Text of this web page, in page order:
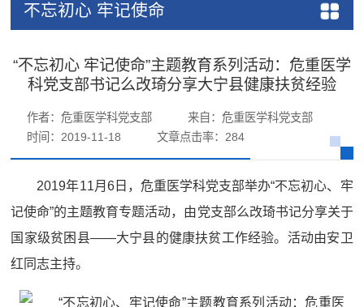
不忘初心 牢记使命
“不忘初心 牢记使命”主题教育系列活动：危重医学
科党支部书记么改琦分享大宁县健康扶贫经验
作者：危重医学科党支部
来自：危重医学科党支部
时间：2019-11-18
文章点击率： 284
2019年11月6日，危重医学科党支部举办“不忘初心、牢
记使命”的主题教育专题活动，由党支部么改琦书记分享关于
国家级贫困县——大宁县的健康扶贫工作经验。活动由安卫
红同志主持。